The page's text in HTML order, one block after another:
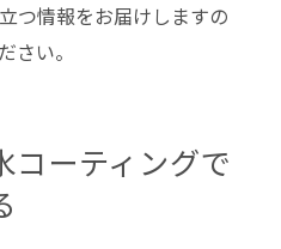
つ情報をお届けしますの
さい。
コーティングで